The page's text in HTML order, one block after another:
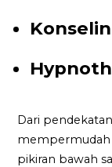
Dari
mempermudah
pikiran bawah